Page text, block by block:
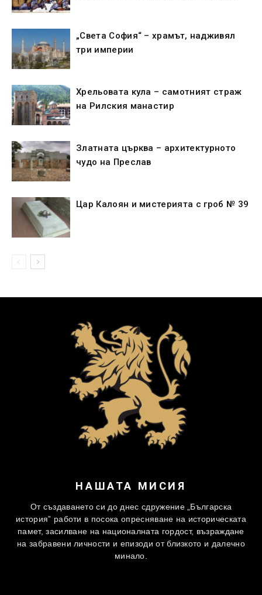
„Света София“ – храмът, надживял
три империи
Хрельовата кула – самотният страж
на Рилския манастир
Златната църква – архитектурното
чудо на Преслав
Цар Калоян и мистерията с гроб № 39
НАШАТА МИСИЯ
От създаването си до днес сдружение „Българска
история” работи в посока опресняване на историческата
памет, засилване на националната гордост, възраждане
на забравени личности и епизоди от близкото и далечно
минало.